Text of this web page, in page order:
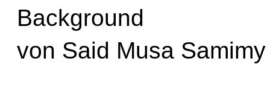
Background
von Said Musa